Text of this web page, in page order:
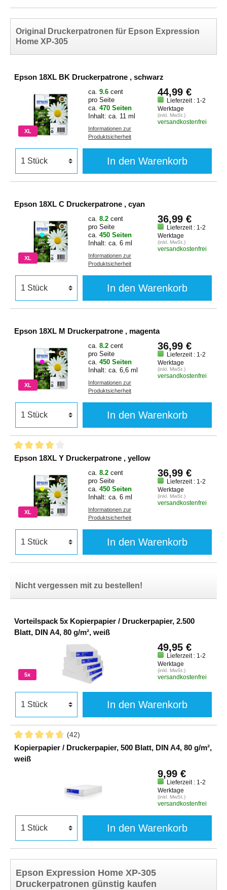
Original Druckerpatronen für Epson Expression
Home XP-305
Epson 18XL BK Druckerpatrone , schwarz
XL
ca. 9.6 cent
pro Seite
ca. 470 Seiten
Inhalt: ca. 11 ml
Informationen zur
Produktsicherheit
44,99 €
Lieferzeit : 1-2
Werktage
(inkl. MwSt.)
versandkostenfrei
In den Warenkorb
Epson 18XL C Druckerpatrone , cyan
XL
ca. 8.2 cent
pro Seite
ca. 450 Seiten
Inhalt: ca. 6 ml
Informationen zur
Produktsicherheit
36,99 €
Lieferzeit : 1-2
Werktage
(inkl. MwSt.)
versandkostenfrei
In den Warenkorb
Epson 18XL M Druckerpatrone , magenta
XL
ca. 8.2 cent
pro Seite
ca. 450 Seiten
Inhalt: ca. 6,6 ml
Informationen zur
Produktsicherheit
36,99 €
Lieferzeit : 1-2
Werktage
(inkl. MwSt.)
versandkostenfrei
In den Warenkorb
Epson 18XL Y Druckerpatrone , yellow
XL
ca. 8.2 cent
pro Seite
ca. 450 Seiten
Inhalt: ca. 6 ml
Informationen zur
Produktsicherheit
36,99 €
Lieferzeit : 1-2
Werktage
(inkl. MwSt.)
versandkostenfrei
In den Warenkorb
Nicht vergessen mit zu bestellen!
Vorteilspack 5x Kopierpapier / Druckerpapier, 2.500
Blatt, DIN A4, 80 g/m², weiß
5x
49,95 €
Lieferzeit : 1-2
Werktage
(inkl. MwSt.)
versandkostenfrei
In den Warenkorb
(42)
Kopierpapier / Druckerpapier, 500 Blatt, DIN A4, 80 g/m²,
weiß
9,99 €
Lieferzeit : 1-2
Werktage
(inkl. MwSt.)
versandkostenfrei
In den Warenkorb
Epson Expression Home XP-305
Druckerpatronen günstig kaufen